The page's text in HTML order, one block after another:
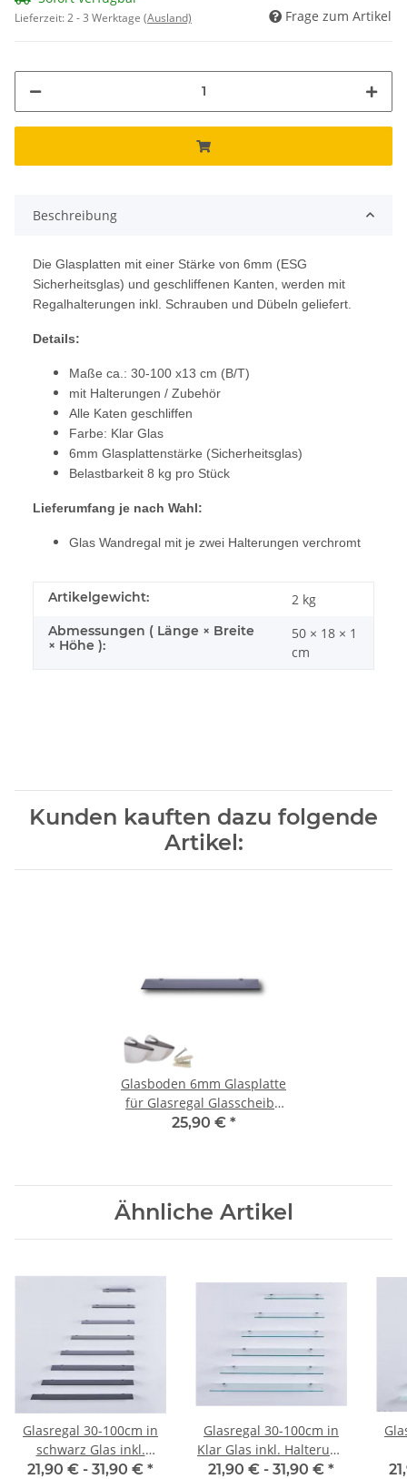
Lieferzeit:2 - 3 Werktage (Ausland) Frage zum Artikel
Beschreibung
Die Glasplatten mit einer Stärke von 6mm (ESG
Sicherheitsglas) und geschliffenen Kanten, werden mit
Regalhalterungen inkl. Schrauben und Dübeln geliefert.
Details:
Maße ca.: 30-100 x13 cm (B/T)
mit Halterungen / Zubehör
Alle Katen geschliffen
Farbe: Klar Glas
6mm Glasplattenstärke (Sicherheitsglas)
Belastbarkeit 8 kg pro Stück
Lieferumfang je nach Wahl:
Glas Wandregal mit je zwei Halterungen verchromt
Artikelgewicht: 2 kg
Abmessungen ( Länge × Breite
× Höhe ):
50 × 18 × 1
cm
Kunden kauften dazu folgende
Artikel:
Glasboden 6mm Glasplatte
für Glasregal Glasscheibe
Regalhalter Bad Glas Regal
25,90 € *
Ähnliche Artikel
Glasregal 30-100cm in
schwarz Glas inkl.
Halterung 13cm
21,90 € - 31,90 € *
Glasregal 30-100cm in
Klar Glas inkl. Halterung
13cm
21,90 € - 31,90 € *